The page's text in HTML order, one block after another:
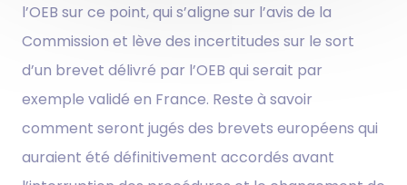
l’OEB sur ce point, qui s’aligne sur l’avis de la
Commission et lève des incertitudes sur le sort
d’un brevet délivré par l’OEB qui serait par
exemple validé en France. Reste à savoir
comment seront jugés des brevets européens qui
auraient été définitivement accordés avant